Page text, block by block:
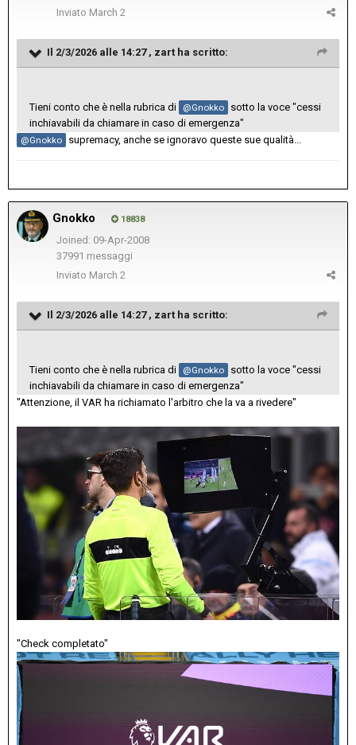
Inviato March 2
Il 2/3/2026 alle 14:27 , zart ha scritto:
Tieni conto che è nella rubrica di @Gnokko
sotto la voce "cessi
inchiavabili da chiamare in caso di emergenza"
@Gnokko supremacy, anche se ignoravo queste sue qualità...
Gnokko 18838
Joined: 09-Apr-2008
37991 messaggi
Inviato March 2
Il 2/3/2026 alle 14:27 , zart ha scritto:
Tieni conto che è nella rubrica di @Gnokko
sotto la voce "cessi
inchiavabili da chiamare in caso di emergenza"
"Attenzione, il VAR ha richiamato l'arbitro che la va a rivedere"
"Check completato"